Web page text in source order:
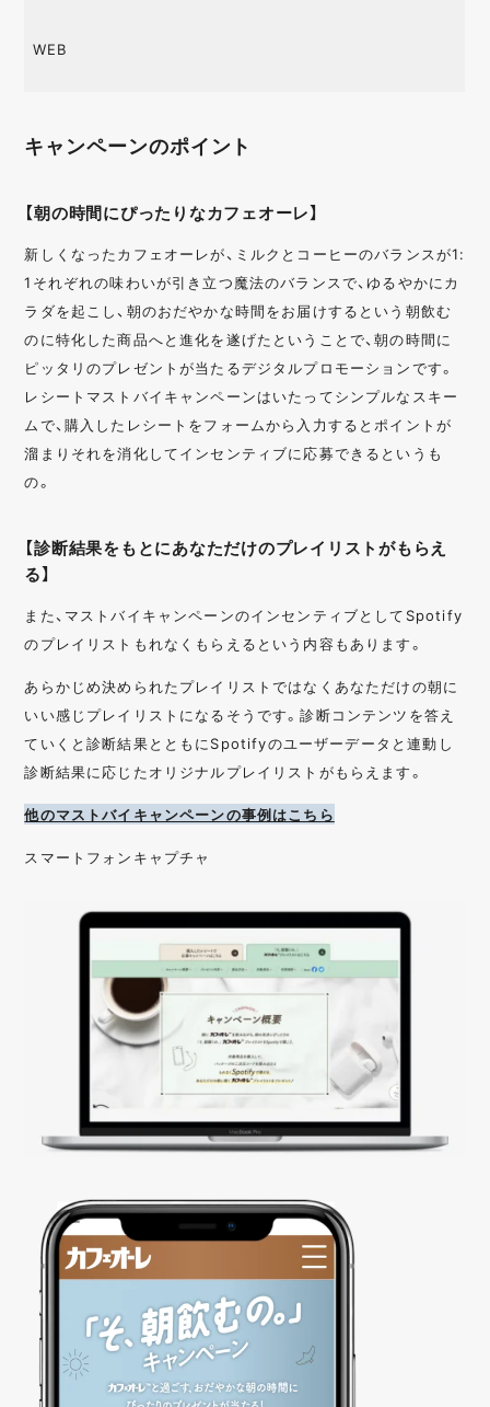
WEB
キャンペーンのポイント
【朝の時間にぴったりなカフェオーレ】
新しくなったカフェオーレが、ミルクとコーヒーのバランスが1:
1それぞれの味わいが引き立つ魔法のバランスで、ゆるやかにカ
ラダを起こし、朝のおだやかな時間をお届けするという朝飲む
のに特化した商品へと進化を遂げたということで、朝の時間に
ピッタリのプレゼントが当たるデジタルプロモーションです。
レシートマストバイキャンペーンはいたってシンプルなスキー
ムで、購入したレシートをフォームから入力するとポイントが
溜まりそれを消化してインセンティブに応募できるというも
の。
【診断結果をもとにあなただけのプレイリストがもらえ
る】
また、マストバイキャンペーンのインセンティブとしてSpotify
のプレイリストもれなくもらえるという内容もあります。
あらかじめ決められたプレイリストではなくあなただけの朝に
いい感じプレイリストになるそうです。診断コンテンツを答え
ていくと診断結果とともにSpotifyのユーザーデータと連動し
診断結果に応じたオリジナルプレイリストがもらえます。
他のマストバイキャンペーンの事例はこちら
スマートフォンキャプチャ